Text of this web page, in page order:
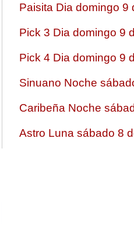
Paisita Dia domingo 9
Pick 3 Dia domingo 9
Pick 4 Dia domingo 9
Sinuano Noche
Caribeña Noche
Astro Luna sábado 8